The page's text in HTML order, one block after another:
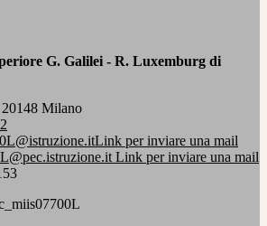
G. Galilei - R. Luxemburg di
Milano
Link per inviare una mail
Link per inviare una mail